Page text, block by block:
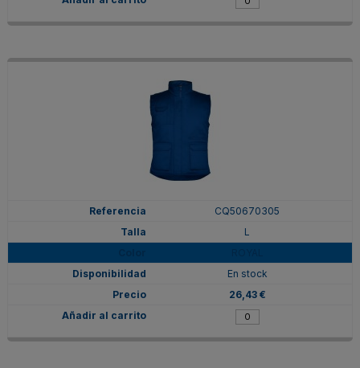
CQ50670305
L
En stock
26,43 €